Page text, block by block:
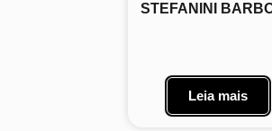
STEFANINI
Leia mais